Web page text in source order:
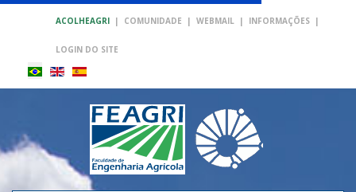
ACOLHEAGRI | COMUNIDADE | WEBMAIL | INFORMAÇÕES |
LOGIN DO SITE